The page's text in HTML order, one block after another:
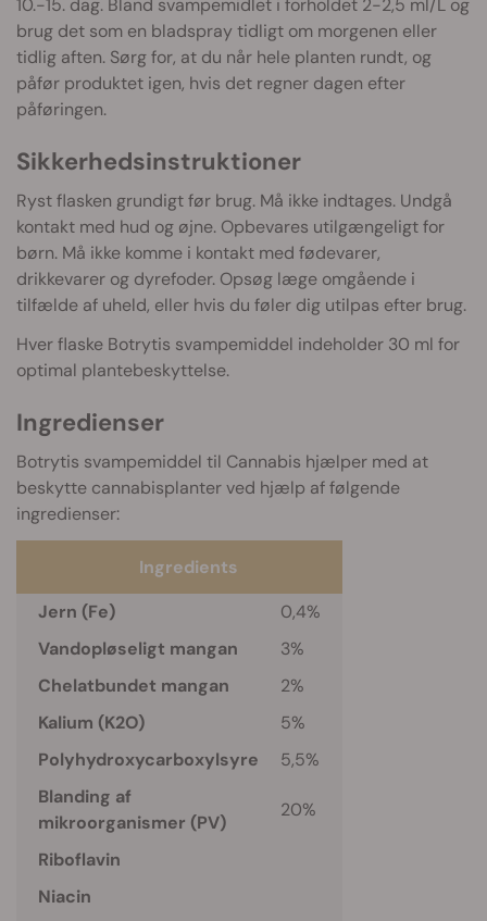
10.-15. dag. Bland svampemidlet i forholdet 2-2,5 ml/L og
brug det som en bladspray tidligt om morgenen eller
tidlig aften. Sørg for, at du når hele planten rundt, og
påfør produktet igen, hvis det regner dagen efter
påføringen.
Sikkerhedsinstruktioner
Ryst flasken grundigt før brug. Må ikke indtages. Undgå
kontakt med hud og øjne. Opbevares utilgængeligt for
børn. Må ikke komme i kontakt med fødevarer,
drikkevarer og dyrefoder. Opsøg læge omgående i
tilfælde af uheld, eller hvis du føler dig utilpas efter brug.
Hver flaske Botrytis svampemiddel indeholder 30 ml for
optimal plantebeskyttelse.
Ingredienser
Botrytis svampemiddel til Cannabis hjælper med at
beskytte cannabisplanter ved hjælp af følgende
ingredienser:
Ingredients
Jern (Fe)
0,4%
Vandopløseligt mangan
3%
Chelatbundet mangan
2%
Kalium (K2O)
5%
Polyhydroxycarboxylsyre
5,5%
Blanding af
mikroorganismer (PV)
20%
Riboflavin
Niacin